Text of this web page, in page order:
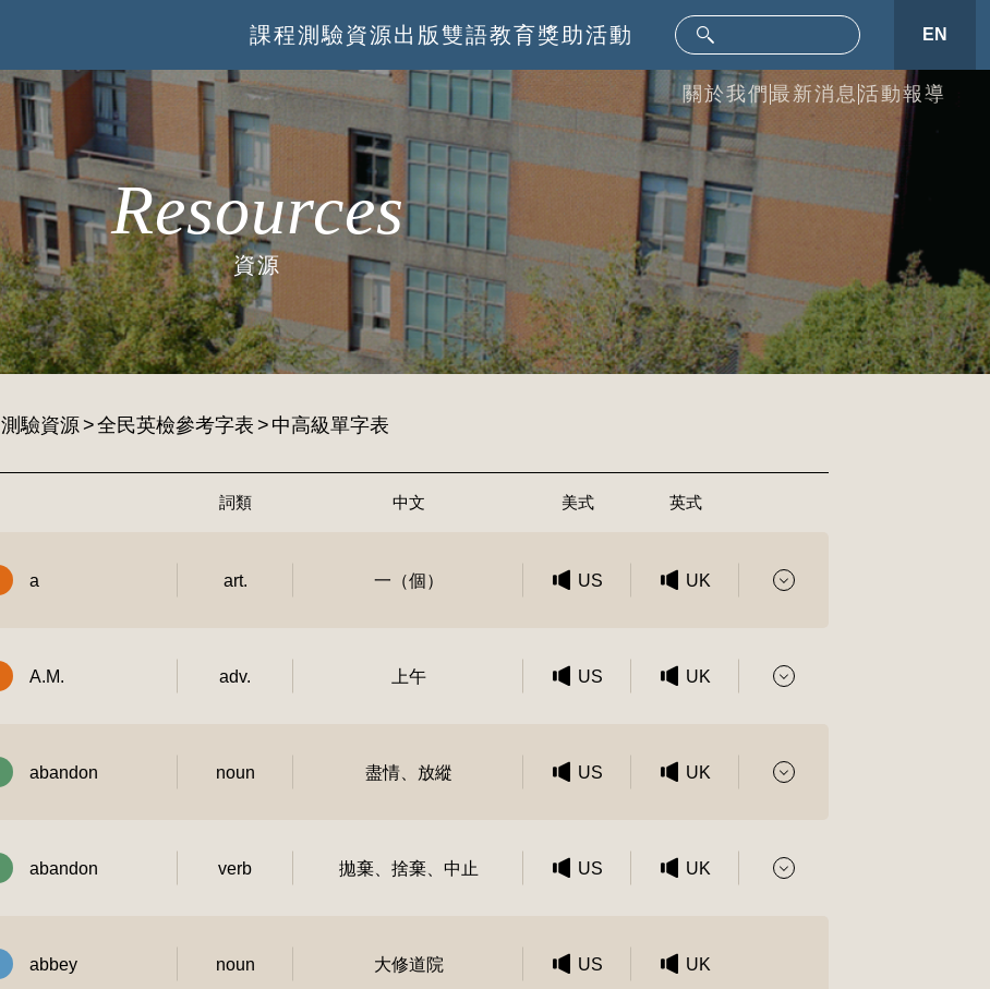
課程測驗資源出版雙語教育獎助活動 EN
關於我們 最新消息 活動報導
Resources
資源
測驗資源 全民英檢參考字表 中高級單字表
詞類 中文 美式 英式
a art. 一（個） US UK
A.M. adv. 上午 US UK
abandon noun 盡情、放縱 US UK
abandon verb 拋棄、捨棄、中止 US UK
abbey noun 大修道院 US UK